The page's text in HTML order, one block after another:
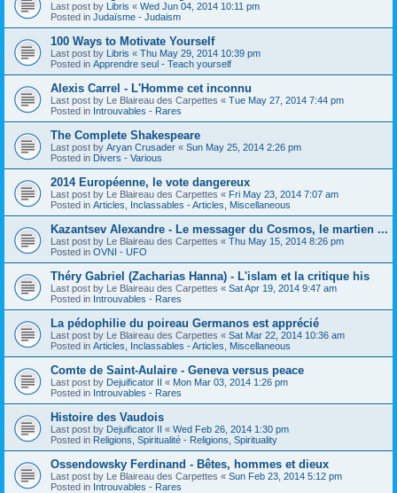
Last post by Libris « Wed Jun 04, 2014 10:11 pm
Posted in Judaïsme - Judaism
100 Ways to Motivate Yourself
Last post by Libris « Thu May 29, 2014 10:39 pm
Posted in Apprendre seul - Teach yourself
Alexis Carrel - L'Homme cet inconnu
Last post by Le Blaireau des Carpettes « Tue May 27, 2014 7:44 pm
Posted in Introuvables - Rares
The Complete Shakespeare
Last post by Aryan Crusader « Sun May 25, 2014 2:26 pm
Posted in Divers - Various
2014 Européenne, le vote dangereux
Last post by Le Blaireau des Carpettes « Fri May 23, 2014 7:07 am
Posted in Articles, Inclassables - Articles, Miscellaneous
Kazantsev Alexandre - Le messager du Cosmos, le martien ...
Last post by Le Blaireau des Carpettes « Thu May 15, 2014 8:26 pm
Posted in OVNI - UFO
Théry Gabriel (Zacharias Hanna) - L'islam et la critique his
Last post by Le Blaireau des Carpettes « Sat Apr 19, 2014 9:47 am
Posted in Introuvables - Rares
La pédophilie du poireau Germanos est apprécié
Last post by Le Blaireau des Carpettes « Sat Mar 22, 2014 10:36 am
Posted in Articles, Inclassables - Articles, Miscellaneous
Comte de Saint-Aulaire - Geneva versus peace
Last post by Dejuificator II « Mon Mar 03, 2014 1:26 pm
Posted in Introuvables - Rares
Histoire des Vaudois
Last post by Dejuificator II « Wed Feb 26, 2014 1:30 pm
Posted in Religions, Spiritualité - Religions, Spirituality
Ossendowsky Ferdinand - Bêtes, hommes et dieux
Last post by Le Blaireau des Carpettes « Sun Feb 23, 2014 5:12 pm
Posted in Introuvables - Rares